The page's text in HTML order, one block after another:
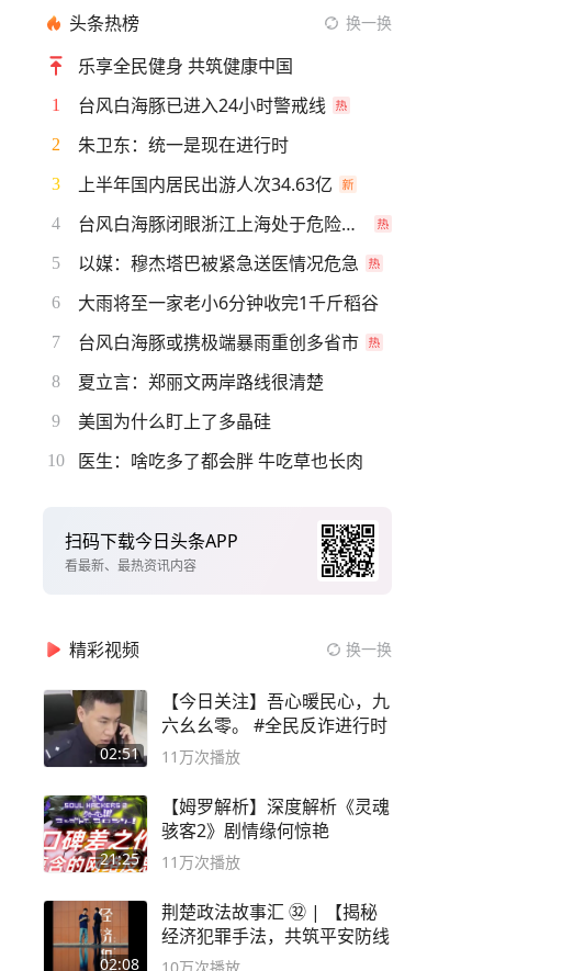
头条热榜 换一换
乐享全民健身 共筑健康中国
1 台风白海豚已进入24小时警戒线
2 朱卫东：统一是现在进行时
3 上半年国内居民出游人次34.63亿
4 台风白海豚闭眼浙江上海处于危险半圆
5 以媒：穆杰塔巴被紧急送医情况危急
6 大雨将至一家老小6分钟收完1千斤稻谷
7 台风白海豚或携极端暴雨重创多省市
8 夏立言：郑丽文两岸路线很清楚
9 美国为什么盯上了多晶硅
10 医生：啥吃多了都会胖 牛吃草也长肉
扫码下载今日头条APP
看最新、最热资讯内容
精彩视频 换一换
02:51
【今日关注】吾心暖民心，九
六幺幺零。 #全民反诈进行时
11万次播放
21:25
【姆罗解析】深度解析《灵魂
骇客2》剧情缘何惊艳
11万次播放
02:08
荆楚政法故事汇 ㉜ | 【揭秘
经济犯罪手法，共筑平安防线